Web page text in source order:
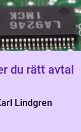
Lindgren